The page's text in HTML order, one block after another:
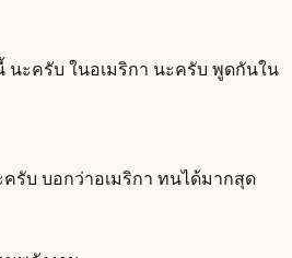
นะครับ ในอเมริกา นะครับ พูดกันใน
รับ บอกว่าอเมริกา ทนได้มากสุด